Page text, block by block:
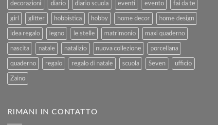
decorazioni diario diario scuola eventi evento fai da te
girl glitter hobbistica hobby home decor home design
idea regalo legno le stelle matrimonio maxi quaderno
nascita natale natalizio nuova collezione porcellana
quaderno regalo regalo di natale scuola Seven ufficio
Zaino
RIMANI IN CONTATTO